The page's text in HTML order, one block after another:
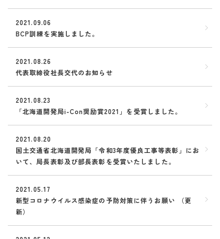
2021.09.06
BCP訓練を実施しました。
2021.08.26
代表取締役社長交代のお知らせ
2021.08.23
「北海道開発局i-Con奨励賞2021」を受賞しました。
2021.08.20
国土交通省北海道開発局「令和3年度優良工事等表彰」にお
いて、局長表彰及び部長表彰を受賞いたしました。
2021.05.17
新型コロナウイルス感染症の予防対策に伴うお願い （更
新）